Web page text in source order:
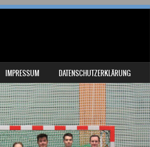
IMPRESSUM DATENSCHUTZERKLÄRUNG